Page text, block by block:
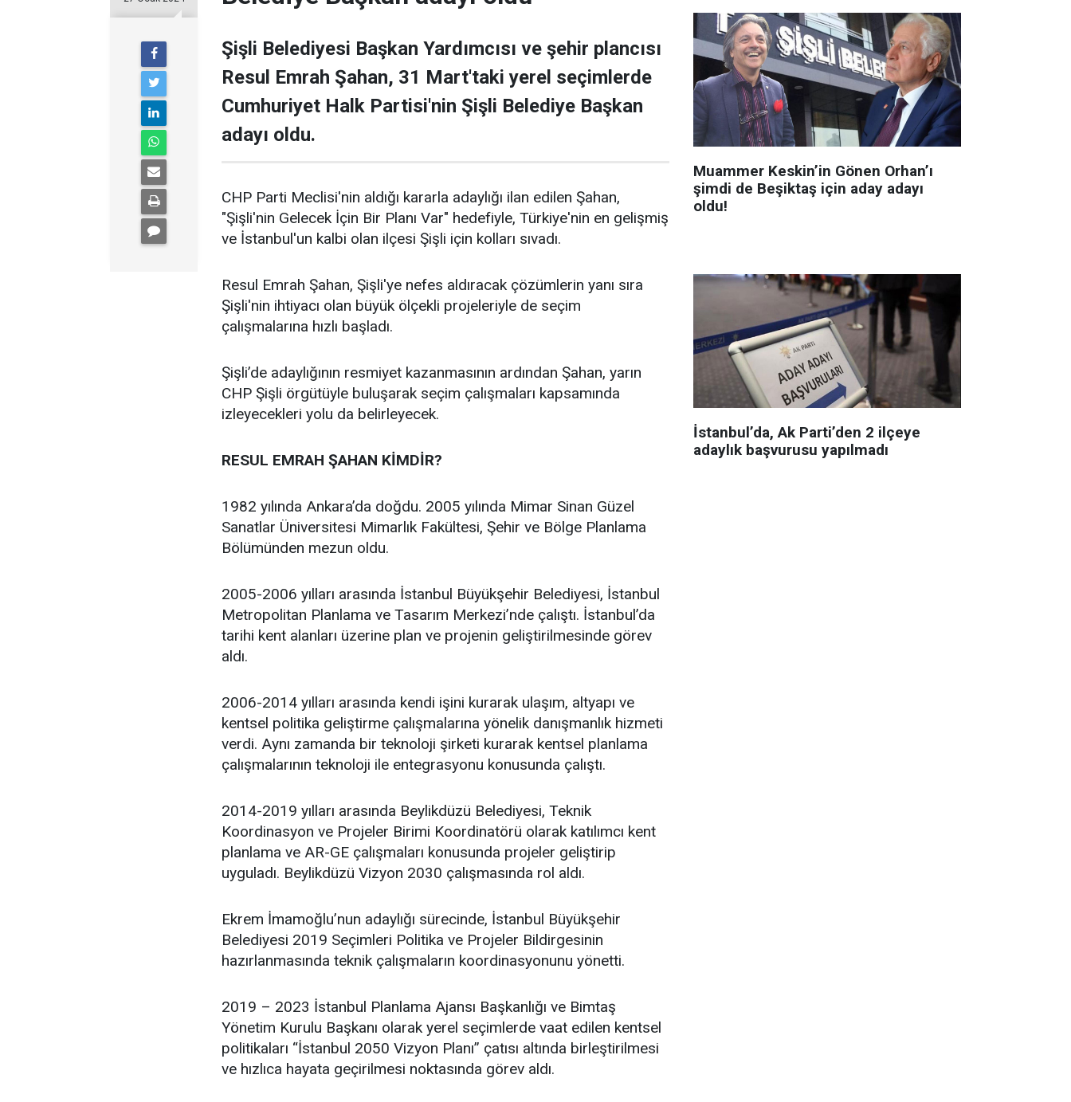
Şişli Belediyesi Başkan Yardımcısı ve şehir plancısı
Resul Emrah Şahan, 31 Mart'taki yerel seçimlerde
Cumhuriyet Halk Partisi'nin Şişli Belediye Başkan
adayı oldu.
CHP Parti Meclisi'nin aldığı kararla adaylığı ilan edilen Şahan,
"Şişli'nin Gelecek İçin Bir Planı Var" hedefiyle, Türkiye'nin en gelişmiş
ve İstanbul'un kalbi olan ilçesi Şişli için kolları sıvadı.
Resul Emrah Şahan, Şişli'ye nefes aldıracak çözümlerin yanı sıra
Şişli'nin ihtiyacı olan büyük ölçekli projeleriyle de seçim
çalışmalarına hızlı başladı.
Şişli’de adaylığının resmiyet kazanmasının ardından Şahan, yarın
CHP Şişli örgütüyle buluşarak seçim çalışmaları kapsamında
izleyecekleri yolu da belirleyecek.
RESUL EMRAH ŞAHAN KİMDİR?
1982 yılında Ankara’da doğdu. 2005 yılında Mimar Sinan Güzel
Sanatlar Üniversitesi Mimarlık Fakültesi, Şehir ve Bölge Planlama
Bölümünden mezun oldu.
2005-2006 yılları arasında İstanbul Büyükşehir Belediyesi, İstanbul
Metropolitan Planlama ve Tasarım Merkezi’nde çalıştı. İstanbul’da
tarihi kent alanları üzerine plan ve projenin geliştirilmesinde görev
aldı.
2006-2014 yılları arasında kendi işini kurarak ulaşım, altyapı ve
kentsel politika geliştirme çalışmalarına yönelik danışmanlık hizmeti
verdi. Aynı zamanda bir teknoloji şirketi kurarak kentsel planlama
çalışmalarının teknoloji ile entegrasyonu konusunda çalıştı.
2014-2019 yılları arasında Beylikdüzü Belediyesi, Teknik
Koordinasyon ve Projeler Birimi Koordinatörü olarak katılımcı kent
planlama ve AR-GE çalışmaları konusunda projeler geliştirip
uyguladı. Beylikdüzü Vizyon 2030 çalışmasında rol aldı.
Ekrem İmamoğlu’nun adaylığı sürecinde, İstanbul Büyükşehir
Belediyesi 2019 Seçimleri Politika ve Projeler Bildirgesinin
hazırlanmasında teknik çalışmaların koordinasyonunu yönetti.
2019 – 2023 İstanbul Planlama Ajansı Başkanlığı ve Bimtaş
Yönetim Kurulu Başkanı olarak yerel seçimlerde vaat edilen kentsel
politikaları “İstanbul 2050 Vizyon Planı” çatısı altında birleştirilmesi
ve hızlıca hayata geçirilmesi noktasında görev aldı.
Muammer Keskin’in Gönen Orhan’ı
şimdi de Beşiktaş için aday adayı
oldu!
İstanbul’da, Ak Parti’den 2 ilçeye
adaylık başvurusu yapılmadı